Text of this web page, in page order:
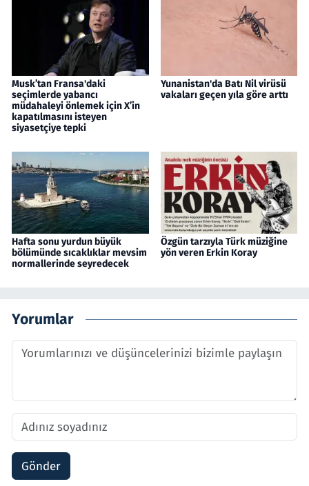
Musk’tan Fransa'daki
seçimlerde yabancı
müdahaleyi önlemek için X’in
kapatılmasını isteyen
siyasetçiye tepki
Yunanistan'da Batı Nil virüsü
vakaları geçen yıla göre arttı
Hafta sonu yurdun büyük
bölümünde sıcaklıklar mevsim
normallerinde seyredecek
Özgün tarzıyla Türk müziğine
yön veren Erkin Koray
Yorumlar
Gönder